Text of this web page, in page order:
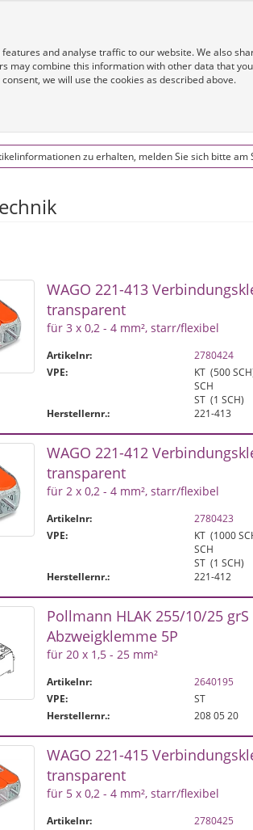
zu erhalten, melden Sie sich bitte am
WAGO 221-413
transparent
für 3 x 0,2 - 4 mm², starr/flexibel
Artikelnr:
2780424
VPE:
KT (500
SCH
ST (1 SCH)
Herstellernr.:
221-413
WAGO 221-412
transparent
für 2 x 0,2 - 4 mm², starr/flexibel
Artikelnr:
2780423
VPE:
KT (1000
SCH
ST (1 SCH)
Herstellernr.:
221-412
Pollmann HLAK 25­5/10/25 gr­S
Abzweigklemme 5P
für 20 x 1,5 - 25 mm²
Artikelnr:
2640195
VPE:
ST
Herstellernr.:
208 05 20
WAGO 221-415
transparent
für 5 x 0,2 - 4 mm², starr/flexibel
Artikelnr:
2780425
and analyse traffic to our website. We also
may combine this information with other data that
we will use the cookies as described above.